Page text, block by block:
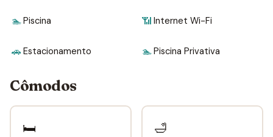
🏊Piscina 📶 Internet Wi-Fi
🚗 Estacionamento 🏊Piscina Privativa
Cômodos
🛏 🛁